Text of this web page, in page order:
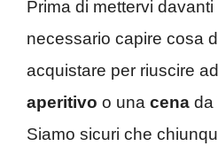
Prima di mettervi davanti
necessario capire cosa
acquistare per riuscire
aperitivo o una cena da
Siamo sicuri che